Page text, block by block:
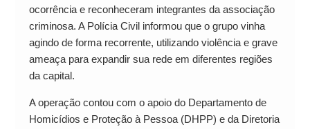
ocorrência e reconheceram integrantes da associação
criminosa. A Polícia Civil informou que o grupo vinha
agindo de forma recorrente, utilizando violência e grave
ameaça para expandir sua rede em diferentes regiões
da capital.
A operação contou com o apoio do Departamento de
Homicídios e Proteção à Pessoa (DHPP) e da Diretoria